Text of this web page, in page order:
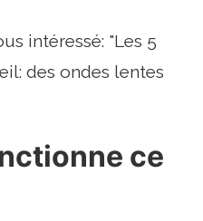
intéressé: "Les 5
des ondes lentes
ce